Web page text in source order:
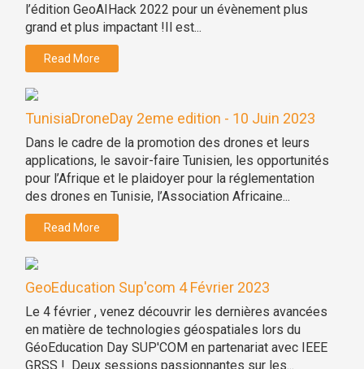
l’édition GeoAIHack 2022 pour un évènement plus
grand et plus impactant !Il est...
Read More
TunisiaDroneDay 2eme edition - 10 Juin 2023
Dans le cadre de la promotion des drones et leurs
applications, le savoir-faire Tunisien, les opportunités
pour l’Afrique et le plaidoyer pour la réglementation
des drones en Tunisie, l’Association Africaine...
Read More
GeoEducation Sup'com 4 Février 2023
Le 4 février , venez découvrir les dernières avancées
en matière de technologies géospatiales lors du
GéoEducation Day SUP'COM en partenariat avec IEEE
GRSS ! Deux sessions passionnantes sur les...